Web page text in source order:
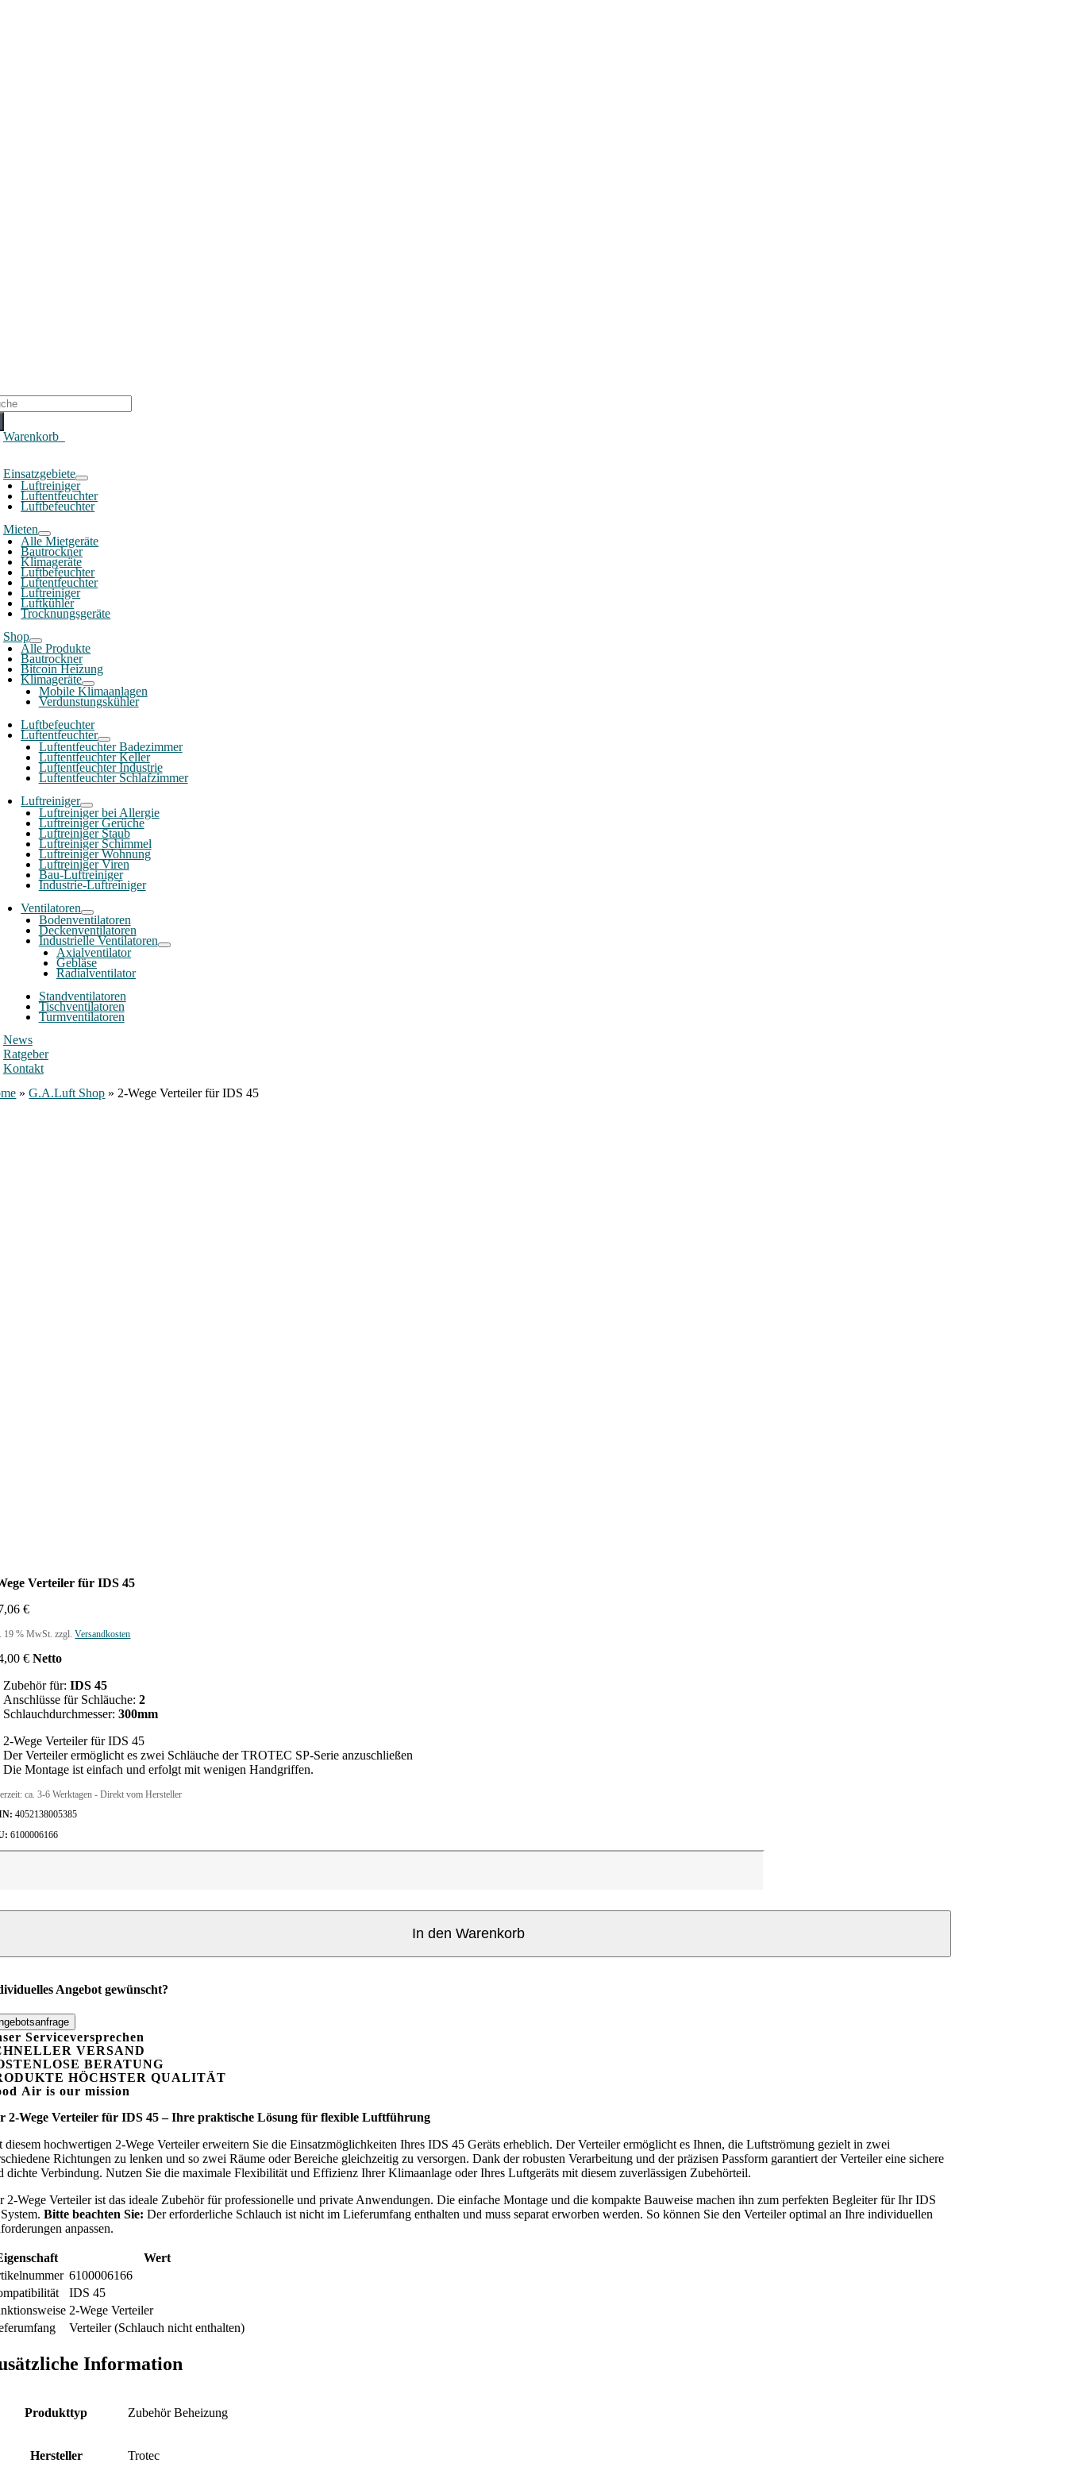
Warenkorb0
Einsatzgebiete
Luftreiniger
Luftentfeuchter
Luftbefeuchter
Mieten
Alle Mietgeräte
Bautrockner
Klimageräte
Luftbefeuchter
Luftentfeuchter
Luftreiniger
Luftkühler
Trocknungsgeräte
Shop
Alle Produkte
Bautrockner
Bitcoin Heizung
Klimageräte
Mobile Klimaanlagen
Verdunstungskühler
Luftbefeuchter
Luftentfeuchter
Luftentfeuchter Badezimmer
Luftentfeuchter Keller
Luftentfeuchter Industrie
Luftentfeuchter Schlafzimmer
Luftreiniger
Luftreiniger bei Allergie
Luftreiniger Gerüche
Luftreiniger Staub
Luftreiniger Schimmel
Luftreiniger Wohnung
Luftreiniger Viren
Bau-Luftreiniger
Industrie-Luftreiniger
Ventilatoren
Bodenventilatoren
Deckenventilatoren
Industrielle Ventilatoren
Axialventilator
Gebläse
Radialventilator
Standventilatoren
Tischventilatoren
Turmventilatoren
News
Ratgeber
Kontakt
»G.A.Luft Shop » 2-Wege Verteiler für IDS 45
Verteiler für IDS 45
€
19 % MwSt. zzgl.Versandkosten
€ Netto
Zubehör für: IDS 45
Anschlüsse für Schläuche: 2
Schlauchdurchmesser: 300mm
2-Wege Verteiler für IDS 45
Der Verteiler ermöglicht es zwei Schläuche der TROTEC SP-Serie anzuschließen
Die Montage ist einfach und erfolgt mit wenigen Handgriffen.
ca. 3-6 Werktagen - Direkt vom Hersteller
4052138005385
6100006166
In den Warenkorb
Angebot gewünscht?
Serviceversprechen
VERSAND
BERATUNG
HÖCHSTER QUALITÄT
Air is our mission
2-Wege Verteiler für IDS 45 – Ihre praktische Lösung für flexible Luftführung
diesem hochwertigen 2-Wege Verteiler erweitern Sie die Einsatzmöglichkeiten Ihres IDS 45 Geräts erheblich. Der Verteiler ermöglicht es Ihnen, die Luftströmung gezielt in zwei
Richtungen zu lenken und so zwei Räume oder Bereiche gleichzeitig zu versorgen. Dank der robusten Verarbeitung und der präzisen Passform garantiert der Verteiler eine sichere
dichte Verbindung. Nutzen Sie die maximale Flexibilität und Effizienz Ihrer Klimaanlage oder Ihres Luftgeräts mit diesem zuverlässigen Zubehörteil.
2-Wege Verteiler ist das ideale Zubehör für professionelle und private Anwendungen. Die einfache Montage und die kompakte Bauweise machen ihn zum perfekten Begleiter für Ihr IDS
Bitte beachten Sie: Der erforderliche Schlauch ist nicht im Lieferumfang enthalten und muss separat erworben werden. So können Sie den Verteiler optimal an Ihre individuellen
anpassen.
Wert
6100006166
IDS 45
2-Wege Verteiler
Verteiler (Schlauch nicht enthalten)
Information
Produkttyp Zubehör Beheizung
Hersteller Trotec